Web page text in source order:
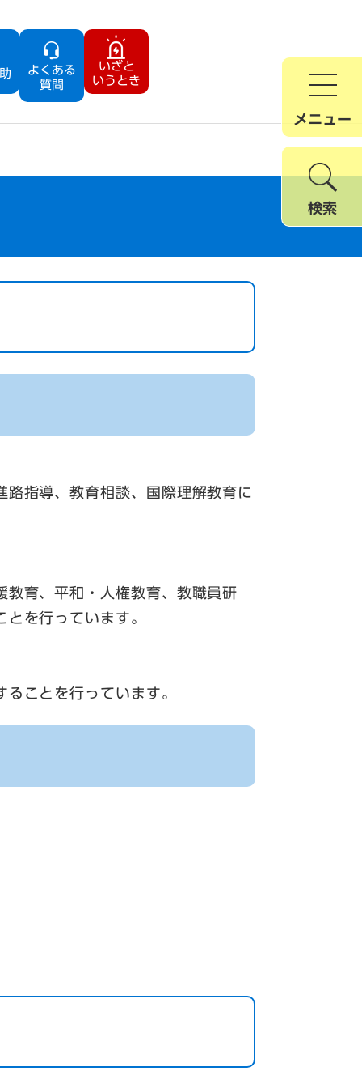
よくある
質問
いざと
いうとき
メニュー
検索
指導、教育相談、国際理解教育に
教育、平和・人権教育、教職員研
を行っています。
ことを行っています。